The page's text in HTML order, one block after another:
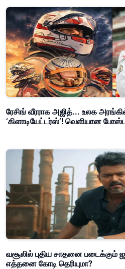
ரேசிங் வீரராக அஜித்... உலக
‘கிளாடியேட்டர்ஸ்’! வெளியான
வசூலில் புதிய சாதனை
எத்தனை கோடி தெரியுமா?